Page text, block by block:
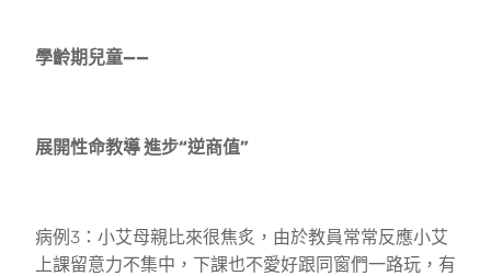
學齡期兒童——
展開性命教導 進步“逆商值”
病例3：小艾母親比來很焦炙，由於教員常常反應小艾
上課留意力不集中，下課也不愛好跟同窗們一路玩，有